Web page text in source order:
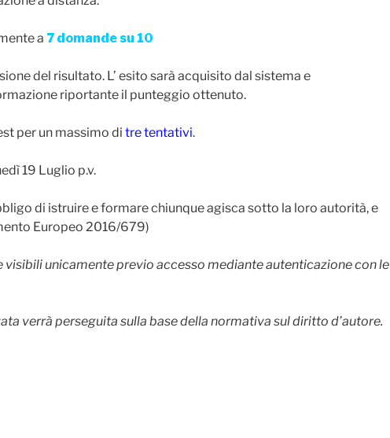
a 7 domande su 10
del risultato. L’ esito sarà acquisito dal sistema e
riportante il punteggio ottenuto.
per un massimo di tre tentativi.
19 Luglio p.v.
di istruire e formare chiunque agisca sotto la loro autorità, e
Europeo 2016/679)
unicamente previo accesso mediante autenticazione con le
verrà perseguita sulla base della normativa sul diritto d’autore.